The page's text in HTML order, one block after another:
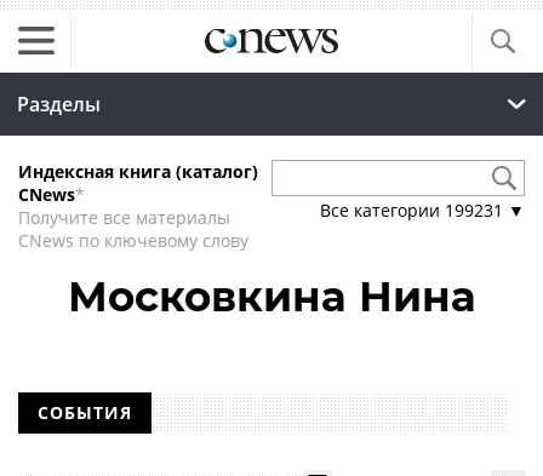
Разделы
Индексная книга (каталог)
CNews*
Получите все материалы
CNews по ключевому слову
Все категории 199231 ▼
Московкина Нина
СОБЫТИЯ